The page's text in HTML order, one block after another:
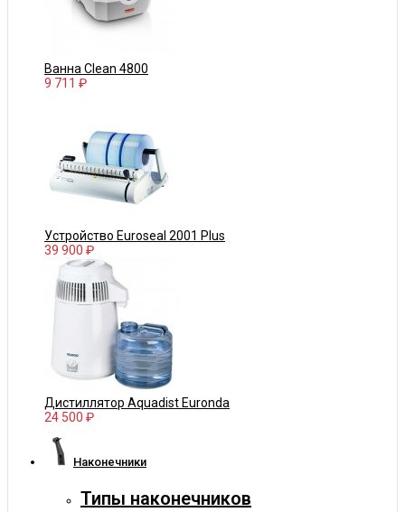
Ванна Clean 4800
9 711 ₽
Устройство Euroseal 2001 Plus
39 900 ₽
Дистиллятор Aquadist Euronda
24 500 ₽
Наконечники
Типы наконечников